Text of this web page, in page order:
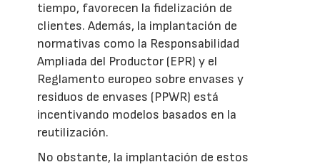
tiempo, favorecen la fidelización de
clientes. Además, la implantación de
normativas como la Responsabilidad
Ampliada del Productor (EPR) y el
Reglamento europeo sobre envases y
residuos de envases (PPWR) está
incentivando modelos basados en la
reutilización.
No obstante, la implantación de estos